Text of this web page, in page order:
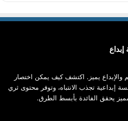
والإبداع يميز. اكتشف كيف يمكن اختصار
إبداعية تجذب الانتباه، وتوفر محتوى ثري
يحقق الفائدة بأبسط الطرق.